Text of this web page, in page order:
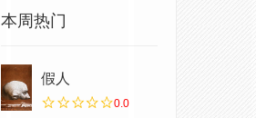
本周热门
假人
0.0